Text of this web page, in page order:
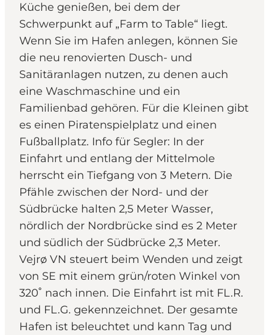
Küche genießen, bei dem der
Schwerpunkt auf „Farm to Table“ liegt.
Wenn Sie im Hafen anlegen, können Sie
die neu renovierten Dusch- und
Sanitäranlagen nutzen, zu denen auch
eine Waschmaschine und ein
Familienbad gehören. Für die Kleinen gibt
es einen Piratenspielplatz und einen
Fußballplatz. Info für Segler: In der
Einfahrt und entlang der Mittelmole
herrscht ein Tiefgang von 3 Metern. Die
Pfähle zwischen der Nord- und der
Südbrücke halten 2,5 Meter Wasser,
nördlich der Nordbrücke sind es 2 Meter
und südlich der Südbrücke 2,3 Meter.
Vejrø VN steuert beim Wenden und zeigt
von SE mit einem grün/roten Winkel von
320˚ nach innen. Die Einfahrt ist mit FL.R.
und FL.G. gekennzeichnet. Der gesamte
Hafen ist beleuchtet und kann Tag und